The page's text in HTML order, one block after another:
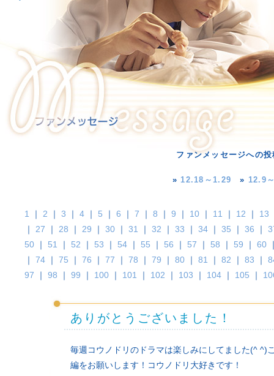
ファンメッセージへの
»12.18～1.29 » 12.9
1 ｜ 2 ｜ 3 ｜ 4 ｜ 5 ｜ 6 ｜ 7 ｜ 8 ｜ 9 ｜ 10 ｜ 11 ｜ 12 ｜ 13
｜ 27 ｜ 28 ｜ 29 ｜ 30 ｜ 31 ｜ 32 ｜ 33 ｜ 34 ｜ 35 ｜ 36 ｜
50 ｜ 51 ｜ 52 ｜ 53 ｜ 54 ｜ 55 ｜ 56 ｜ 57 ｜ 58 ｜ 59 ｜ 60
｜ 74 ｜ 75 ｜ 76 ｜ 77 ｜ 78 ｜ 79 ｜ 80 ｜ 81 ｜ 82 ｜ 83 ｜
97 ｜ 98 ｜ 99 ｜ 100 ｜ 101 ｜ 102 ｜ 103 ｜ 104 ｜ 105 ｜
ありがとうございました！
毎週コウノドリのドラマは楽しみにしてました(^ ^)
編をお願いします！コウノドリ大好きです！